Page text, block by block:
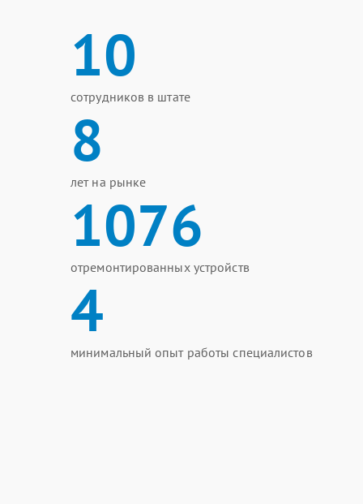
10
сотрудников в штате
8
лет на рынке
1076
отремонтированных устройств
4
минимальный опыт работы специалистов